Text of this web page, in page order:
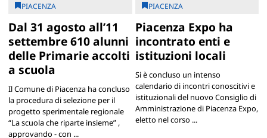
PIACENZA
Dal 31 agosto all’11
settembre 610 alunni
delle Primarie accolti
a scuola
Il Comune di Piacenza ha concluso
la procedura di selezione per il
progetto sperimentale regionale
“La scuola che riparte insieme” ,
approvando - con ...
PIACENZA
Piacenza Expo ha
incontrato enti e
istituzioni locali
Si è concluso un intenso
calendario di incontri conoscitivi e
istituzionali del nuovo Consiglio di
Amministrazione di Piacenza Expo,
eletto nel corso ...